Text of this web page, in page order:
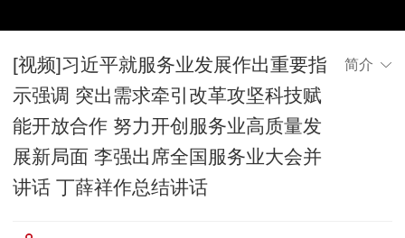
[视频]习近平就服务业发展作出重要指
示强调 突出需求牵引改革攻坚科技赋
能开放合作 努力开创服务业高质量发
展新局面 李强出席全国服务业大会并
讲话 丁薛祥作总结讲话
简介